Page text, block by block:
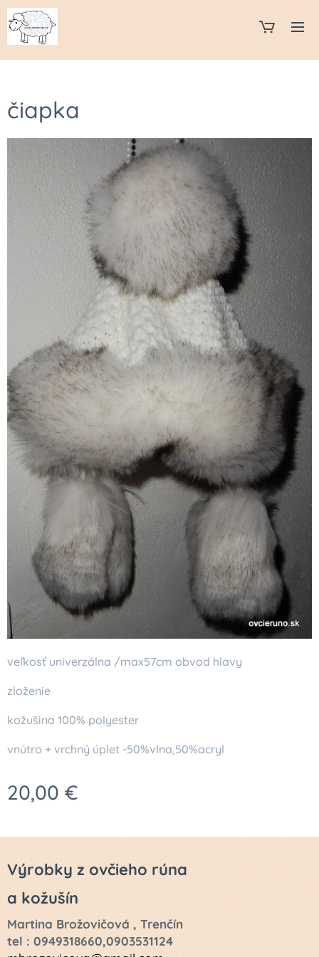
čiapka
veľkosť univerzálna /max57cm obvod hlavy
zloženie
kožušina 100% polyester
vnútro + vrchný úplet -50%vlna,50%acryl
20,00 €
Výrobky z ovčieho rúna
a kožušín
Martina Brožovičová , Trenčín
tel : 0949318660,0903531124